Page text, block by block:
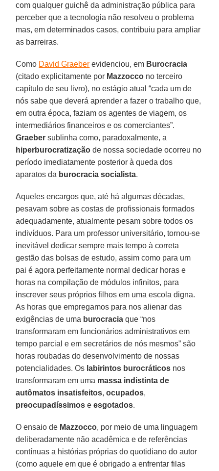
com qualquer guichê da administração pública para
perceber que a tecnologia não resolveu o problema
mas, em determinados casos, contribuiu para ampliar
as barreiras.
Como David Graeber evidenciou, em Burocracia
(citado explicitamente por Mazzocco no terceiro
capítulo de seu livro), no estágio atual “cada um de
nós sabe que deverá aprender a fazer o trabalho que,
em outra época, faziam os agentes de viagem, os
intermediários financeiros e os comerciantes”.
Graeber sublinha como, paradoxalmente, a
hiperburocratização de nossa sociedade ocorreu no
período imediatamente posterior à queda dos
aparatos da burocracia socialista.
Aqueles encargos que, até há algumas décadas,
pesavam sobre as costas de profissionais formados
adequadamente, atualmente pesam sobre todos os
indivíduos. Para um professor universitário, tornou-se
inevitável dedicar sempre mais tempo à correta
gestão das bolsas de estudo, assim como para um
pai é agora perfeitamente normal dedicar horas e
horas na compilação de módulos infinitos, para
inscrever seus próprios filhos em uma escola digna.
As horas que empregamos para nos alienar das
exigências de uma burocracia que “nos
transformaram em funcionários administrativos em
tempo parcial e em secretários de nós mesmos” são
horas roubadas do desenvolvimento de nossas
potencialidades. Os labirintos burocráticos nos
transformaram em uma massa indistinta de
autômatos insatisfeitos,ocupados,
preocupadíssimos eesgotados.
O ensaio de Mazzocco, por meio de uma linguagem
deliberadamente não acadêmica e de referências
contínuas a histórias próprias do quotidiano do autor
(como aquele em que é obrigado a enfrentar filas